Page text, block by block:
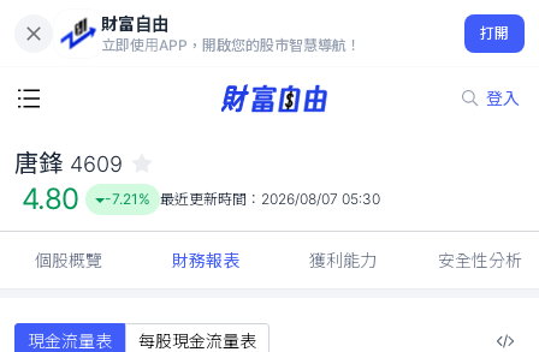
財富自由
立即使用APP，開啟您的股市智慧導航！
打開
登入
4.80
-7.21%
唐鋒 4609
4.80 -7.21% 最近更新時間： 2026/08/07 05:30
個股概覽 財務報表 獲利能力 安全性分析
現金流量表 每股現金流量表